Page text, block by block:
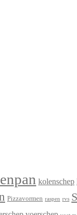
kolenschep
Pizzavormen raspen rvs